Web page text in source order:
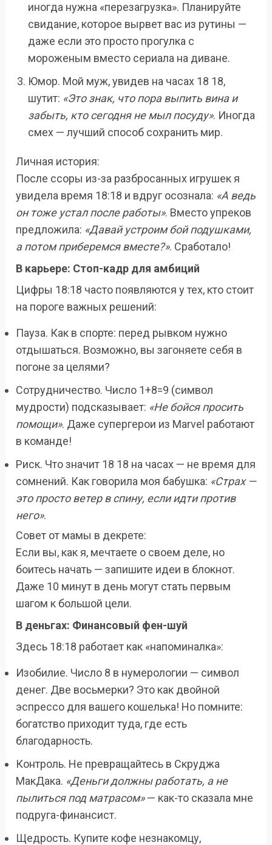
иногда нужна «перезагрузка». Планируйте
свидание, которое вырвет вас из рутины —
даже если это просто прогулка с
мороженым вместо сериала на диване.
Юмор. Мой муж, увидев на часах 18 18,
шутит: «Это знак, что пора выпить вина и
забыть, кто сегодня не мыл посуду». Иногда
смех — лучший способ сохранить мир.
Личная история:
После ссоры из-за разбросанных игрушек я
увидела время 18:18 и вдруг осознала: «А ведь
он тоже устал после работы». Вместо упреков
предложила: «Давай устроим бой подушками,
а потом приберемся вместе?». Сработало!
В карьере: Стоп-кадр для амбиций
Цифры 18:18 часто появляются у тех, кто стоит
на пороге важных решений:
Пауза. Как в спорте: перед рывком нужно
отдышаться. Возможно, вы загоняете себя в
погоне за целями?
Сотрудничество. Число 1+8=9 (символ
мудрости) подсказывает: «Не бойся просить
помощи». Даже супергерои из Marvel работают
в команде!
Риск. Что значит 18 18 на часах — не время для
сомнений. Как говорила моя бабушка: «Страх —
это просто ветер в спину, если идти против
него».
Совет от мамы в декрете:
Если вы, как я, мечтаете о своем деле, но
боитесь начать — запишите идеи в блокнот.
Даже 10 минут в день могут стать первым
шагом к большой цели.
В деньгах: Финансовый фен-шуй
Здесь 18:18 работает как «напоминалка»:
Изобилие. Число 8 в нумерологии — символ
денег. Две восьмерки? Это как двойной
эспрессо для вашего кошелька! Но помните:
богатство приходит туда, где есть
благодарность.
Контроль. Не превращайтесь в Скруджа
МакДака. «Деньги должны работать, а не
пылиться под матрасом»— как-то сказала мне
подруга-финансист.
Щедрость. Купите кофе незнакомцу,